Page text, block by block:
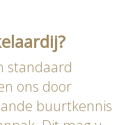
standaard
ons door
buurtkennis